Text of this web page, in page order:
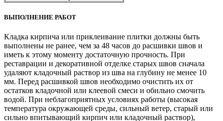
ВЫПОЛНЕНИЕ РАБОТ
Кладка кирпича или приклеивание плитки должны быть
выполнены не ранее, чем за 48 часов до расшивки швов и
иметь к этому моменту достаточную прочность. При
реставрации и декоративной отделке старых швов сначала
удаляют кладочный раствор из шва на глубину не менее 10
мм. Перед расшивкой швов необходимо очистить их от
остатков кладочной или клеевой смеси и обильно смочить
водой. При неблагоприятных условиях работы (высокая
температура окружающей среды, сильный ветер, старый или
сильно впитывающий кирпич или кладочный раствор),